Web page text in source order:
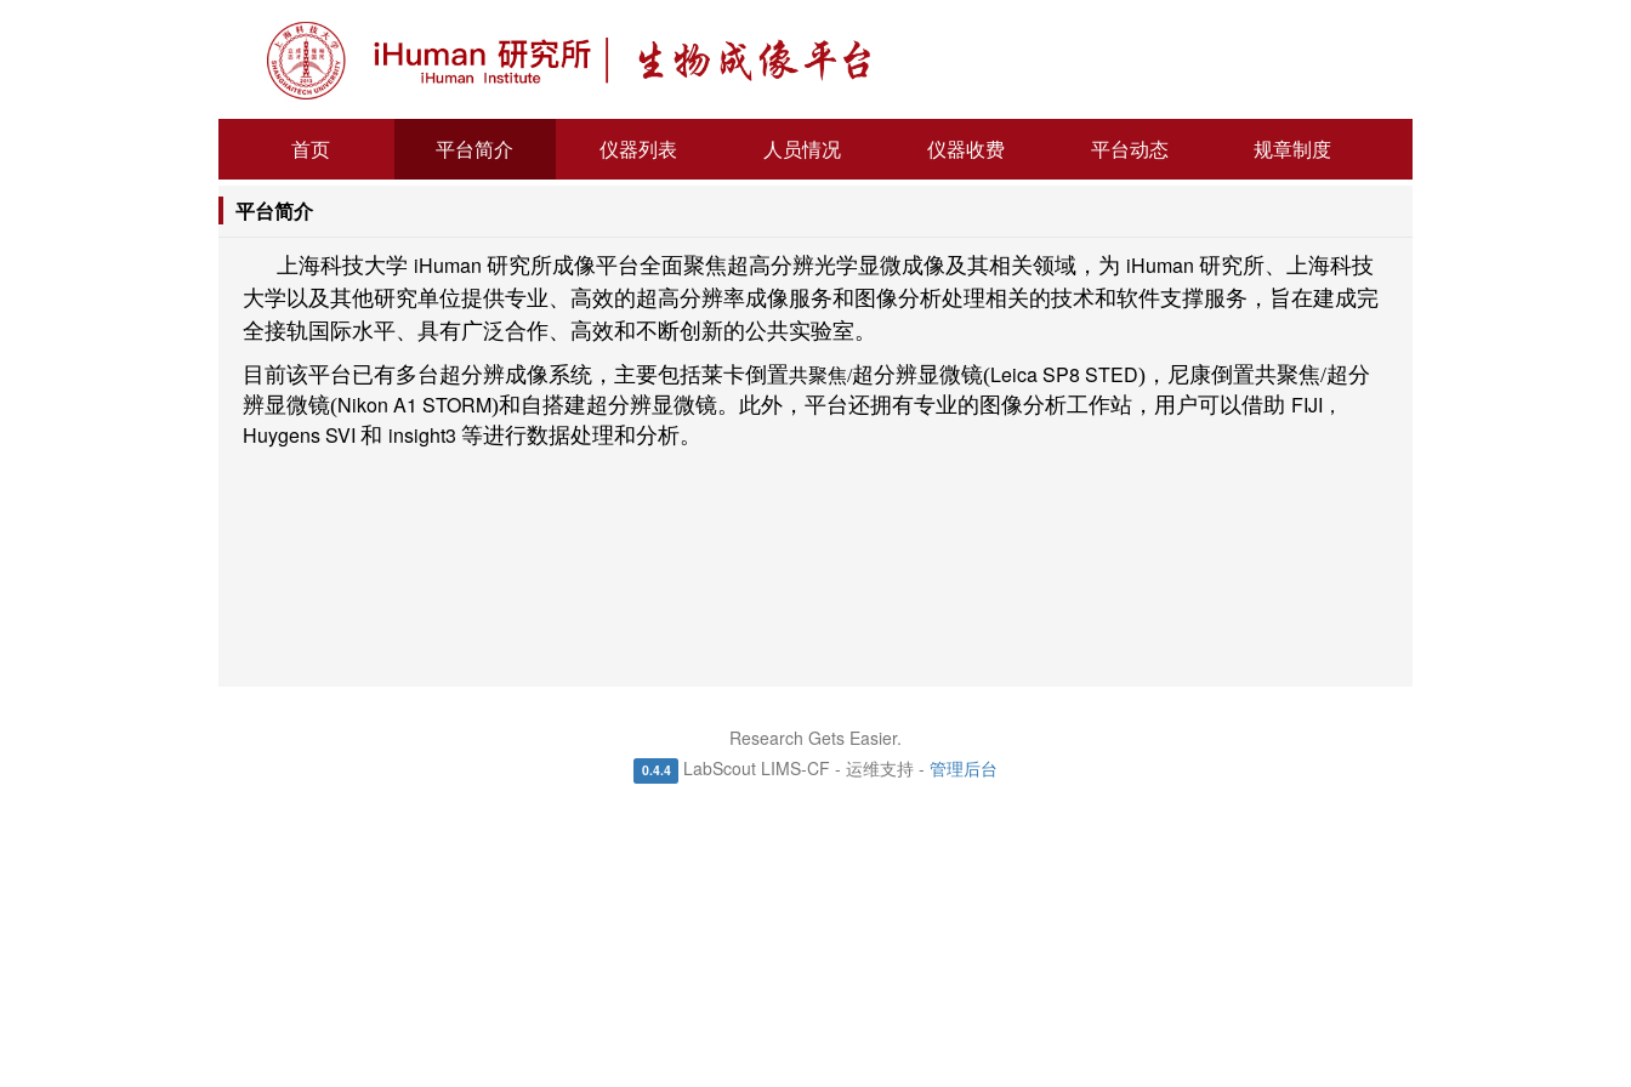
首页 平台简介 仪器列表 人员情况 仪器收费 平台动态 规章制度
平台简介
上海科技大学 iHuman 研究所成像平台全面聚焦超高分辨光学显微成像及其相关领域，为 iHuman 研究所、上海科技
大学以及其他研究单位提供专业、高效的超高分辨率成像服务和图像分析处理相关的技术和软件支撑服务，旨在建成完
全接轨国际水平、具有广泛合作、高效和不断创新的公共实验室。
目前该平台已有多台超分辨成像系统，主要包括莱卡倒置共聚焦/超分辨显微镜(Leica SP8 STED)，尼康倒置共聚焦/超分
辨显微镜(Nikon A1 STORM)和自搭建超分辨显微镜。此外，平台还拥有专业的图像分析工作站，用户可以借助 FIJI ，
Huygens SVI 和 insight3 等进行数据处理和分析。
Research Gets Easier.
0.4.4 LabScout LIMS-CF - 运维支持 - 管理后台